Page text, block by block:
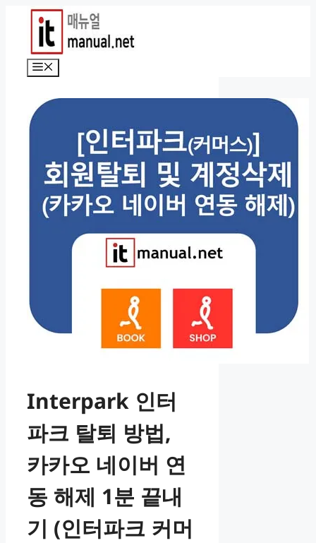
Interpark 인터
파크 탈퇴 방법,
카카오 네이버 연
동 해제 1분 끝내
기 (인터파크 커머